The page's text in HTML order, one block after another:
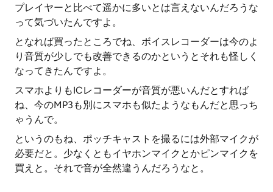
プレイヤーと比べて遥かに多いとは言えないんだろうな
って気づいたんですよ。
となれば買ったところでね、ボイスレコーダーは今のよ
り音質が少しでも改善できるのかというとそれも怪しく
なってきたんですよ。
スマホよりもICレコーダーが音質が悪いんだとすれば
ね、今のMP3も別にスマホも似たようなもんだと思っち
ゃうんで。
というのもね、ポッチキャストを撮るには外部マイクが
必要だと。少なくともイヤホンマイクとかピンマイクを
買えと。それで音が全然違うんだろうなと。